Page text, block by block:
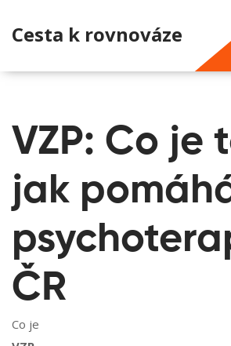
Cesta k rovnováze
VZP: Co je
jak
ČR
Co je